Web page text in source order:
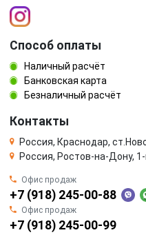
Способ оплаты
Наличный расчёт
Банковская карта
Безналичный расчёт
Контакты
Россия, Краснодар,
Россия, Ростов-на-Дону,
Офис продаж
+7 (918) 245-00-88
Офис продаж
+7 (918) 245-00-99